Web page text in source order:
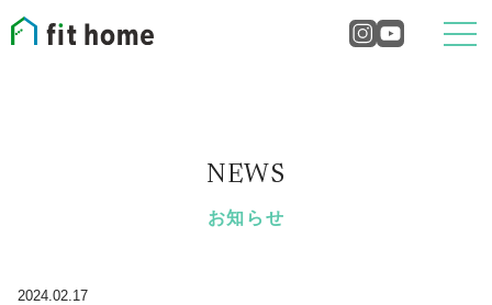
NEWS
お知らせ
2024.02.17